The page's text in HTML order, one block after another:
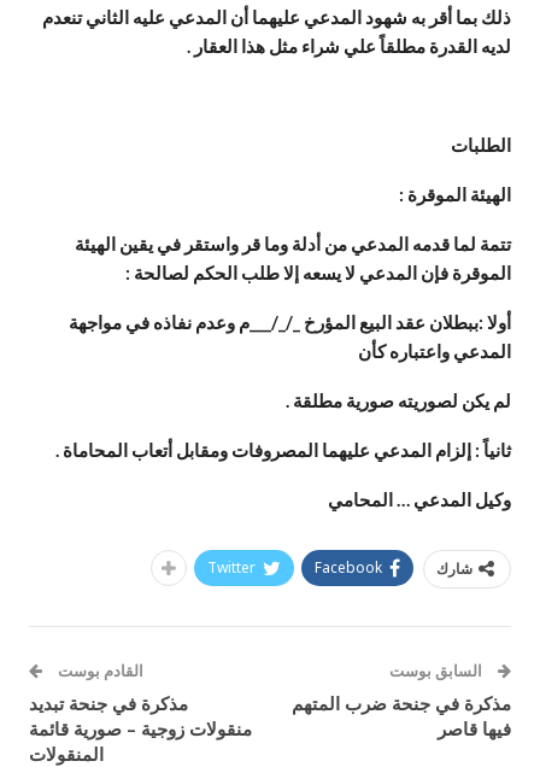
ذلك بما أقر به شهود المدعي عليهما أن المدعي عليه الثاني تنعدم
لديه القدرة مطلقاً علي شراء مثل هذا العقار .
الطلبات
الهيئة الموقرة :
تتمة لما قدمه المدعي من أدلة وما قر واستقر في يقين الهيئة
الموقرة فإن المدعي لا يسعه إلا طلب الحكم لصالحة :
أولا :ببطلان عقد البيع المؤرخ _/_/___م وعدم نفاذه في مواجهة
المدعي واعتباره كأن
لم يكن لصوريته صورية مطلقة .
ثانياً : إلزام المدعي عليهما المصروفات ومقابل أتعاب المحاماة .
وكيل المدعي … المحامي
شارك Facebook
Twitter
السابق بوست
مذكرة في جنحة ضرب المتهم
فيها قاصر
القادم بوست
مذكرة في جنحة تبديد
منقولات زوجية – صورية قائمة
المنقولات